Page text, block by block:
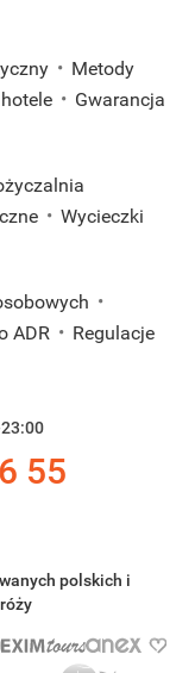
Metody
Gwarancja
Wycieczki
ADR
Regulacje
55
polskich i